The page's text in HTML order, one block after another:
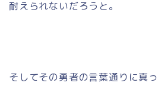
耐えられないだろうと。
そしてその勇者の言葉通りに真